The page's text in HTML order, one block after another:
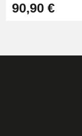
90,90 €